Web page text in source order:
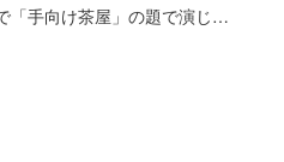
「手向け茶屋」の題で演じ…